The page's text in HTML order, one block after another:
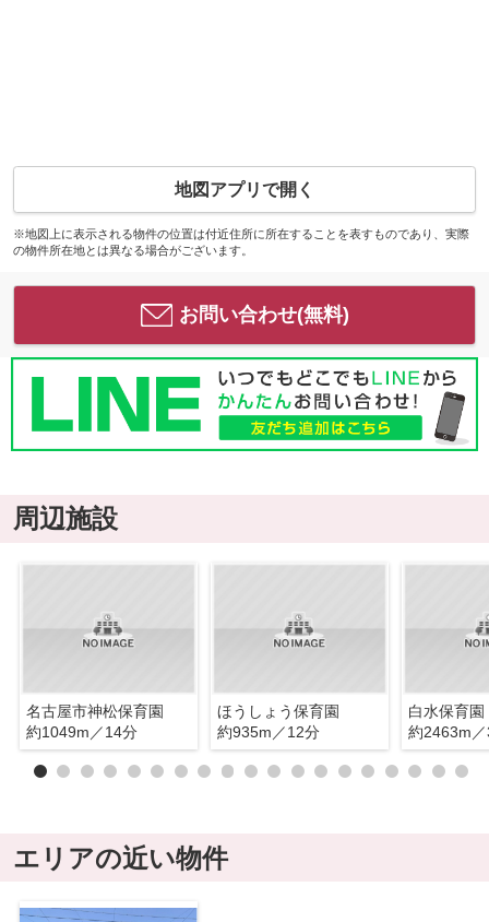
地図アプリで開く
※地図上に表示される物件の位置は付近住所に所在することを表すものであり、実際
の物件所在地とは異なる場合がございます。
お問い合わせ(無料)
周辺施設
名古屋市神松保育園
約1049m／14分
ほうしょう保育園
約935m／12分
白水保育園
約2463m
エリアの近い物件